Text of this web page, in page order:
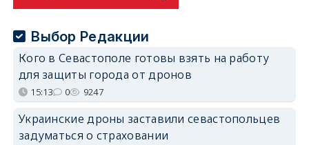
Выбор Редакции
Кого в Севастополе готовы взять на работу
для защиты города от дронов
15:13 0 9247
Украинские дроны заставили севастопольцев
задуматься о страховании